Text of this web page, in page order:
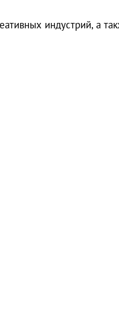
индустрий, а